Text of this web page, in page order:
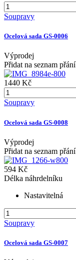
Soupravy
Ocelová sada GS-0006
Výprodej
Přidat na seznam přání
1440 Kč
Soupravy
Ocelová sada GS-0008
Výprodej
Přidat na seznam přání
594 Kč
Délka náhrdelníku
Nastavitelná
Soupravy
Ocelová sada GS-0007